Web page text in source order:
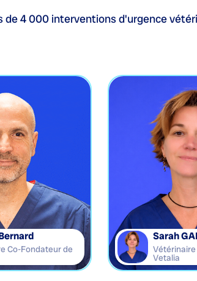
4 000 interventions d'urgence
Co-Fondateur de
Sarah
Vetalia